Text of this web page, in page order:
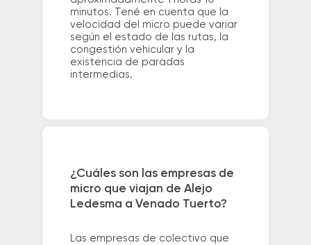
minutos. Tené en cuenta que la
velocidad del micro puede variar
según el estado de las rutas, la
congestión vehicular y la
existencia de paradas
intermedias.
¿Cuáles son las empresas de
micro que viajan de Alejo
Ledesma a Venado Tuerto?
Las empresas de colectivo que